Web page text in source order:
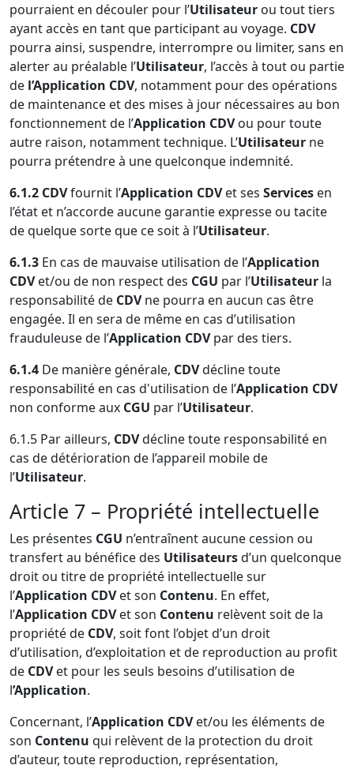
pourraient en découler pour l’Utilisateur ou tout tiers
ayant accès en tant que participant au voyage. CDV
pourra ainsi, suspendre, interrompre ou limiter, sans en
alerter au préalable l’Utilisateur, l’accès à tout ou partie
de l’Application CDV, notamment pour des opérations
de maintenance et des mises à jour nécessaires au bon
fonctionnement de l’Application CDVou pour toute
autre raison, notamment technique. L’Utilisateur ne
pourra prétendre à une quelconque indemnité.
6.1.2 CDVfournit l’Application CDVet ses Services en
l’état et n’accorde aucune garantie expresse ou tacite
de quelque sorte que ce soit à l’Utilisateur.
6.1.3 En cas de mauvaise utilisation de l’Application
CDVet/ou de non respect des CGU par l’Utilisateur la
responsabilité de CDVne pourra en aucun cas être
engagée. Il en sera de même en cas d’utilisation
frauduleuse de l’Application CDVpar des tiers.
6.1.4 De manière générale, CDVdécline toute
responsabilité en cas d'utilisation de l’Application CDV
non conforme aux CGU par l’Utilisateur.
6.1.5 Par ailleurs, CDVdécline toute responsabilité en
cas de détérioration de l’appareil mobile de
l’Utilisateur.
Article 7 – Propriété intellectuelle
Les présentes CGU n’entraînent aucune cession ou
transfert au bénéfice des Utilisateursd’un quelconque
droit ou titre de propriété intellectuelle sur
l’Application CDVet son Contenu. En effet,
l’Application CDVet son Contenu relèvent soit de la
propriété de CDV, soit font l’objet d’un droit
d’utilisation, d’exploitation et de reproduction au profit
de CDVet pour les seuls besoins d’utilisation de
l’Application.
Concernant, l’Application CDVet/ou les éléments de
son Contenu qui relèvent de la protection du droit
d’auteur, toute reproduction, représentation,